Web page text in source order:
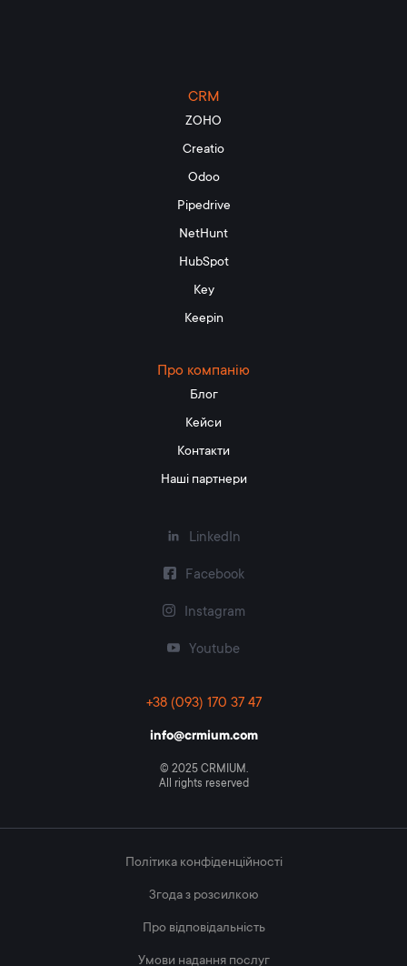
CRM
ZOHO
Creatio
Odoo
Pipedrive
NetHunt
HubSpot
Key
Keepin
Про компанію
Блог
Кейси
Контакти
Наші партнери
LinkedIn
Facebook
Instagram
Youtube
+38 (093) 170 37 47
info@crmium.com
© 2025 CRMIUM.
All rights reserved
Політика конфіденційності
Згода з розсилкою
Про відповідальність
Умови надання послуг